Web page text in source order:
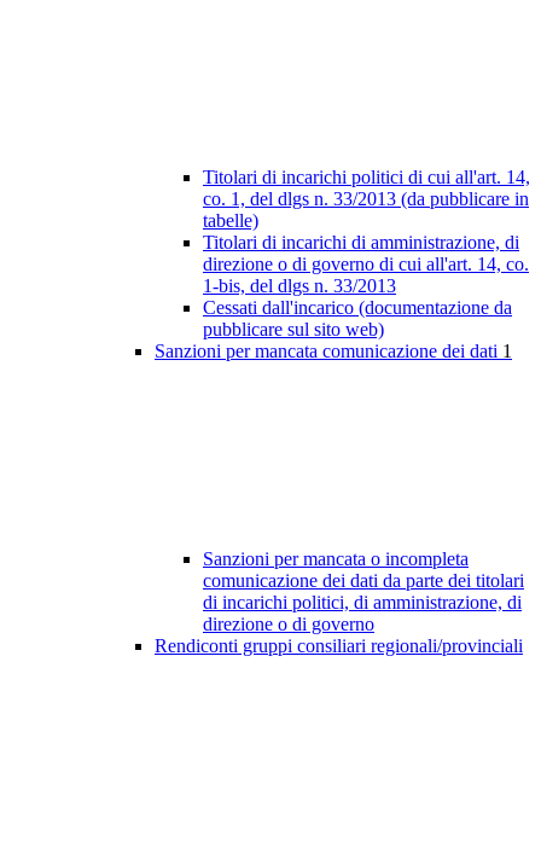
Titolari di incarichi politici di cui all'art. 14,
co. 1, del dlgs n. 33/2013 (da pubblicare in
tabelle)
Titolari di incarichi di amministrazione, di
direzione o di governo di cui all'art. 14, co.
1-bis, del dlgs n. 33/2013
Cessati dall'incarico (documentazione da
pubblicare sul sito web)
Sanzioni per mancata comunicazione dei dati 1
Sanzioni per mancata o incompleta
comunicazione dei dati da parte dei titolari
di incarichi politici, di amministrazione, di
direzione o di governo
Rendiconti gruppi consiliari regionali/provinciali